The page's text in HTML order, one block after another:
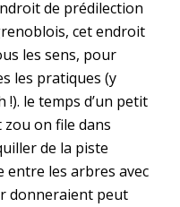
de prédilection
cet endroit
les sens, pour
les pratiques (y
le temps d’un petit
on file dans
de la piste
entre les arbres avec
donneraient peut